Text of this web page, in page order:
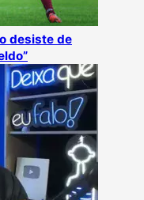
desiste de